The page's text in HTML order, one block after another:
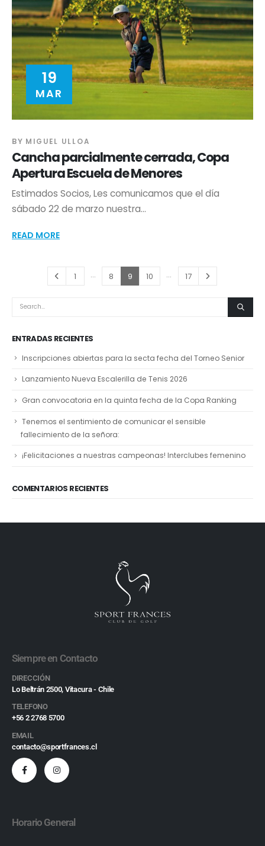
19
MAR
BY MIGUEL ULLOA
Cancha parcialmente cerrada, Copa
Apertura Escuela de Menores
Estimados Socios, Les comunicamos que el día
sábado 22 de marzo nuestra...
READ MORE
1 … 8 9 10 … 17
ENTRADAS RECIENTES
Inscripciones abiertas para la secta fecha del Torneo Senior
Lanzamiento Nueva Escalerilla de Tenis 2026
Gran convocatoria en la quinta fecha de la Copa Ranking
Tenemos el sentimiento de comunicar el sensible
fallecimiento de la señora:
¡Felicitaciones a nuestras campeonas! Interclubes femenino
COMENTARIOS RECIENTES
Siempre en Contacto
DIRECCIÓN
Lo Beltrán 2500, Vitacura - Chile
TELEFONO
+56 2 2768 5700
EMAIL
contacto@sportfrances.cl
Horario General